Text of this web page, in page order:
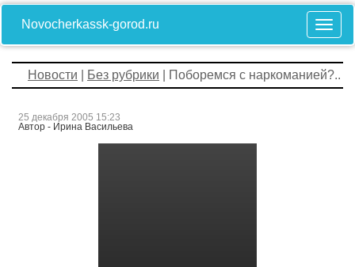
Novocherkassk-gorod.ru
Новости Без рубрики | Поборемся с наркоманией?..
25 декабря 2005 15:23
Автор - Ирина Васильева